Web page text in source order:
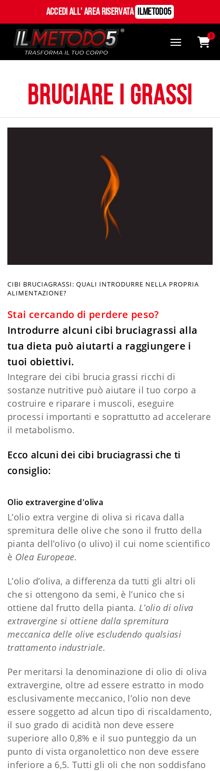
Accedi all' Area Riservata ILMetodo5
0
bruciare i grassi
CIBI BRUCIAGRASSI: QUALI INTRODURRE NELLA PROPRIA
ALIMENTAZIONE?
Stai cercando di perdere peso?
Introdurre alcuni cibi bruciagrassi alla
tua dieta può aiutarti a raggiungere i
tuoi obiettivi.
Integrare dei cibi brucia grassi ricchi di
sostanze nutritive può aiutare il tuo corpo a
costruire e riparare i muscoli, eseguire
processi importanti e soprattutto ad accelerare
il metabolismo.
Ecco alcuni dei cibi bruciagrassi che ti
consiglio:
Olio extravergine d'oliva
L’olio extra vergine di oliva si ricava dalla
spremitura delle olive che sono il frutto della
pianta dell’olivo (o ulivo) il cui nome scientifico
è Olea Europeae.
L’olio d’oliva, a differenza da tutti gli altri oli
che si ottengono da semi, è l’unico che si
ottiene dal frutto della pianta. L’olio di oliva
extravergine si ottiene dalla spremitura
meccanica delle olive escludendo qualsiasi
trattamento industriale.
Per meritarsi la denominazione di olio di oliva
extravergine, oltre ad essere estratto in modo
esclusivamente meccanico, l’olio non deve
essere soggetto ad alcun tipo di riscaldamento,
il suo grado di acidità non deve essere
superiore allo 0,8% e il suo punteggio da un
punto di vista organolettico non deve essere
inferiore a 6,5. Tutti gli oli che non soddisfano